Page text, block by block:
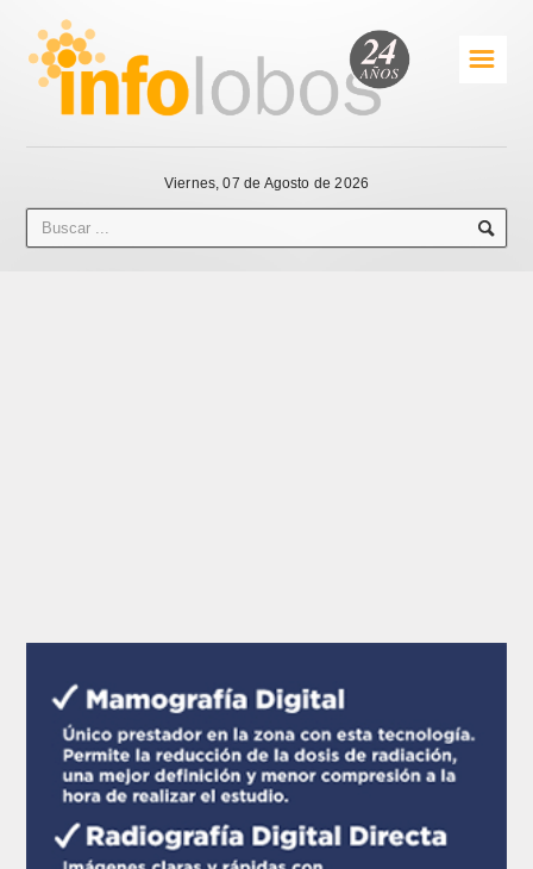
☰
Viernes, 07 de Agosto de 2026